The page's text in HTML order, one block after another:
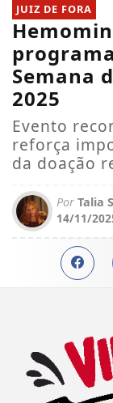
JUIZ DE FORA
Semana
2025
Evento
reforça
da doação
Por Talia
14/11/